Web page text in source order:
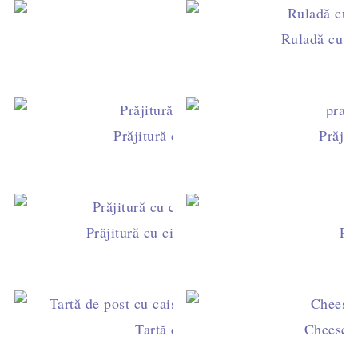
Budincă
Ruladă cu
Prăjitură cu foi de turtă dulce şi cremă
Prăjitură cu ciocolată, portocale şi alte
Tartă de post cu caise şi afine